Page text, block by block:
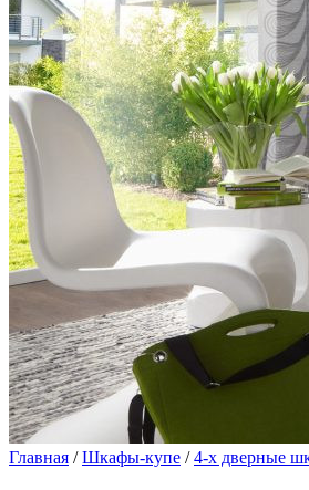
Главная /Шкафы-купе /4-х дверные